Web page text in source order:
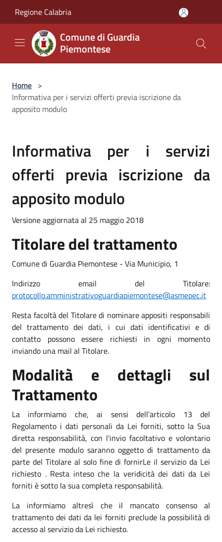
Regione Calabria
Comune di Guardia
Piemontese
Home >
Informativa per i servizi offerti previa iscrizione da
apposito modulo
Informativa per i servizi
offerti previa iscrizione da
apposito modulo
Versione aggiornata al 25 maggio 2018
Titolare del trattamento
Comune di Guardia Piemontese - Via Municipio, 1
Indirizzo email del Titolare:
protocollo.amministrativoguardiapiemontese@asmepec.it
Resta facoltà del Titolare di nominare appositi responsabili
del trattamento dei dati, i cui dati identificativi e di
contatto possono essere richiesti in ogni momento
inviando una mail al Titolare.
Modalità e dettagli sul
Trattamento
La informiamo che, ai sensi dell'articolo 13 del
Regolamento i dati personali da Lei forniti, sotto la Sua
diretta responsabilità, con l'invio facoltativo e volontario
del presente modulo saranno oggetto di trattamento da
parte del Titolare al solo fine di fornirLe il servizio da Lei
richiesto . Resta inteso che la veridicità dei dati da Lei
forniti è sotto la sua completa responsabilità.
La informiamo altresì che il mancato consenso al
trattamento dei dati da lei forniti preclude la possibilità di
accesso al servizio da Lei richiesto.